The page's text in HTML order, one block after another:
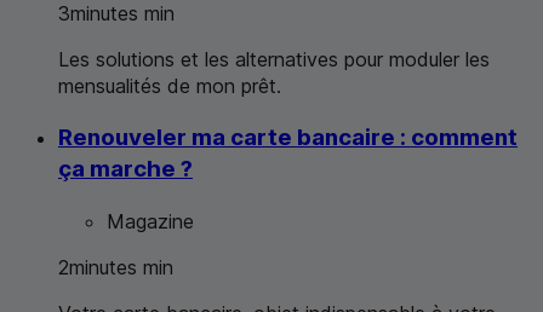
3minutes min
Les solutions et les alternatives pour moduler les
mensualités de mon prêt.
Renouveler ma carte bancaire : comment
ça marche ?
Magazine
2minutes min